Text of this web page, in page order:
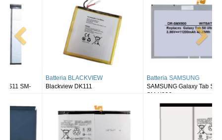
Batteria BLACKVIEW
Blackview DK111
Batteria SAMSUNG
SAMSUNG Galaxy Tab S8 Ultra